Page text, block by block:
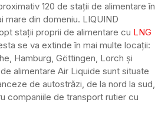
120 de stații de alimentare în
mare din domeniu. LIQUIND
stații proprii de alimentare cu LNG
se va extinde în mai multe locații:
Hamburg, Göttingen, Lorch și
alimentare Air Liquide sunt situate
de autostrăzi, de la nord la sud,
companiile de transport rutier cu